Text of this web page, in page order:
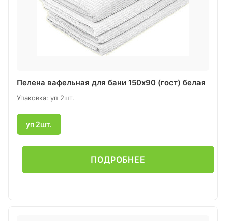
Пелена вафельная для бани 150х90 (гост) белая
Упаковка: уп 2шт.
уп 2шт.
ПОДРОБНЕЕ